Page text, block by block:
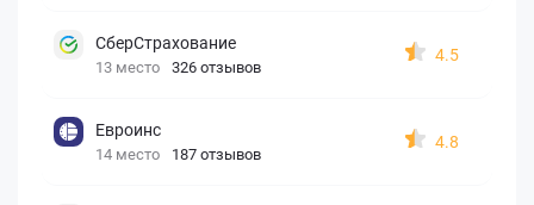
СберСтрахование
13 место 326 отзывов
4.5
Евроинс
14 место 187 отзывов
4.8